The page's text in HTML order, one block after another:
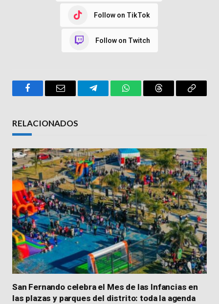
Follow on TikTok
Follow on Twitch
FacebookEmail TelegramWhatsAppThreads Copy
RELACIONADOS
San Fernando celebra el Mes de las Infancias en
las plazas y parques del distrito: toda la agenda